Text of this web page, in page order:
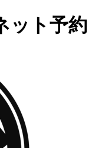
ット予約